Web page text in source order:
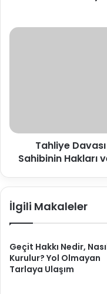
Kalemleri
Tahliye
Hakları
Yeniden
Tahliye
Sahibinin Hakları
İlgili Makaleler
Geçit Hakkı Nedir,
Kurulur? Yol Olmayan
Tarlaya Ulaşım